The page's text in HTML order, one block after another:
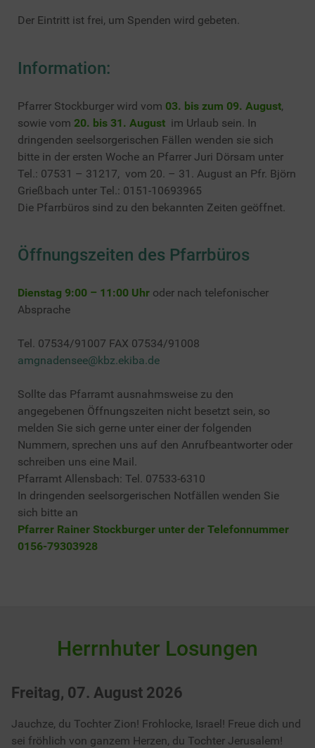
Der Eintritt ist frei, um Spenden wird gebeten.
Information:
Pfarrer Stockburger wird vom 03. bis zum 09. August,
sowie vom 20. bis 31. August im Urlaub sein. In
dringenden seelsorgerischen Fällen wenden sie sich
bitte in der ersten Woche an Pfarrer Juri Dörsam unter
Tel.: 07531 – 31217, vom 20. – 31. August an Pfr. Björn
Grießbach unter Tel.: 0151-10693965
Die Pfarrbüros sind zu den bekannten Zeiten geöffnet.
Öffnungszeiten des Pfarrbüros
Dienstag 9:00 – 11:00 Uhr oder nach telefonischer
Absprache
Tel. 07534/91007 FAX 07534/91008
amgnadensee@kbz.ekiba.de
Sollte das Pfarramt ausnahmsweise zu den
angegebenen Öffnungszeiten nicht besetzt sein, so
melden Sie sich gerne unter einer der folgenden
Nummern, sprechen uns auf den Anrufbeantworter oder
schreiben uns eine Mail.
Pfarramt Allensbach: Tel. 07533-6310
In dringenden seelsorgerischen Notfällen wenden Sie
sich bitte an
Pfarrer Rainer Stockburger unter der Telefonnummer
0156-79303928
Herrnhuter Losungen
Freitag, 07. August 2026
Jauchze, du Tochter Zion! Frohlocke, Israel! Freue dich und
sei fröhlich von ganzem Herzen, du Tochter Jerusalem!